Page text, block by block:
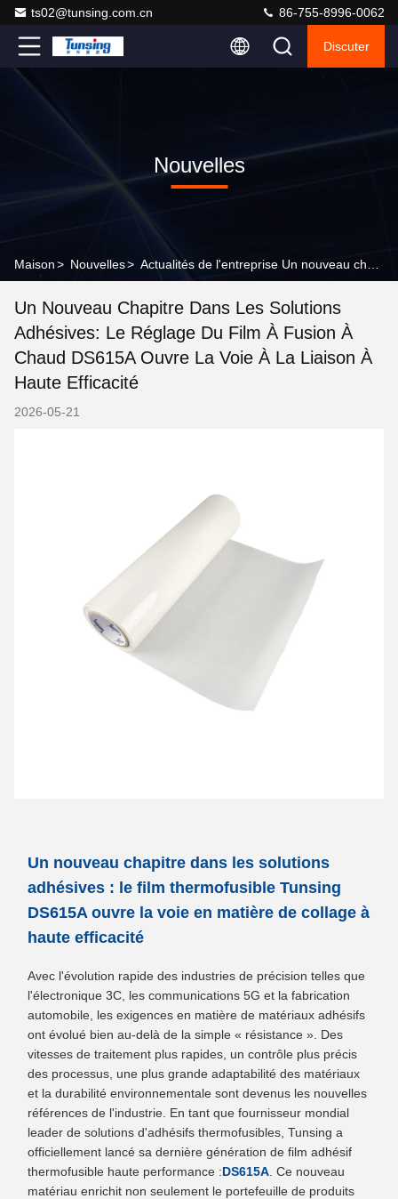
ts02@tunsing.com.cn 86-755-8996-0062
Discuter
Nouvelles
Maison> Nouvelles>
Un Nouveau Chapitre Dans Les Solutions
Adhésives: Le Réglage Du Film À Fusion À
Chaud DS615A Ouvre La Voie À La Liaison À
Haute Efficacité
2026-05-21
Un nouveau chapitre dans les solutions
adhésives : le film thermofusible Tunsing
DS615A ouvre la voie en matière de collage à
haute efficacité
Avec l'évolution rapide des industries de précision telles que
l'électronique 3C, les communications 5G et la fabrication
automobile, les exigences en matière de matériaux adhésifs
ont évolué bien au-delà de la simple « résistance ». Des
vitesses de traitement plus rapides, un contrôle plus précis
des processus, une plus grande adaptabilité des matériaux
et la durabilité environnementale sont devenus les nouvelles
références de l'industrie. En tant que fournisseur mondial
leader de solutions d'adhésifs thermofusibles, Tunsing a
officiellement lancé sa dernière génération de film adhésif
thermofusible haute performance :DS615A . Ce nouveau
matériau enrichit non seulement le portefeuille de produits